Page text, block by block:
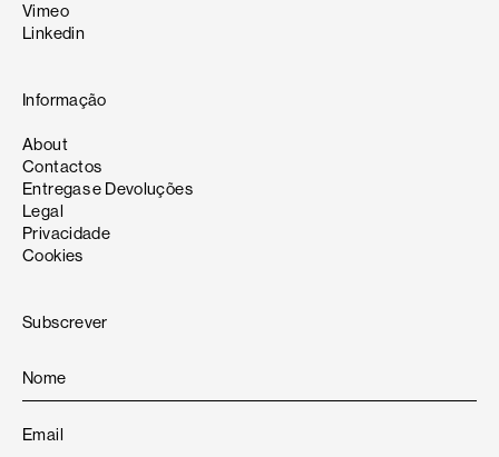
Vimeo
Linkedin
Informação
About
Contactos
Entregas e Devoluções
Legal
Privacidade
Cookies
Subscrever